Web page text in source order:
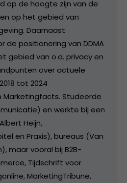
op de hoogte zijn van de
op het gebied van
Daarnaast
de positionering van DDMA
gebied van o.a. privacy en
over actuele
tot 2024
Studeerde
en werkte bij een
Heijn,
en Praxis), bureaus (Van
maar vooral bij B2B-
Tijdschrift voor
MarketingTribune,